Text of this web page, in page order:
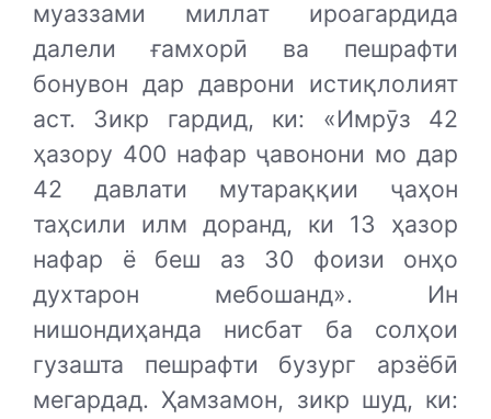
муаззами миллат ироагардида
далели ғамхорӣ ва пешрафти
бонувон дар даврони истиқлолият
аст. Зикр гардид, ки: «Имрӯз 42
ҳазору 400 нафар ҷавонони мо дар
42 давлати мутараққии ҷаҳон
таҳсили илм доранд, ки 13 ҳазор
нафар ё беш аз 30 фоизи онҳо
духтарон мебошанд». Ин
нишондиҳанда нисбат ба солҳои
гузашта пешрафти бузург арзёбӣ
мегардад. Ҳамзамон, зикр шуд, ки: